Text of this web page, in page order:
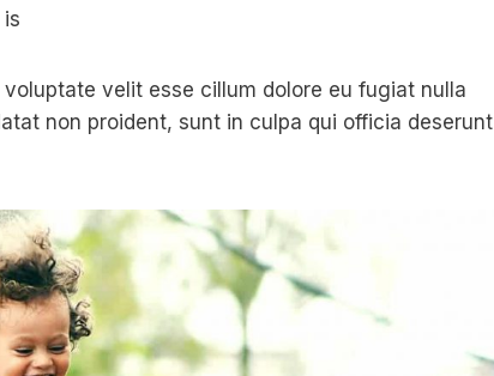
velit esse cillum dolore eu fugiat nulla
non proident, sunt in culpa qui officia deserunt